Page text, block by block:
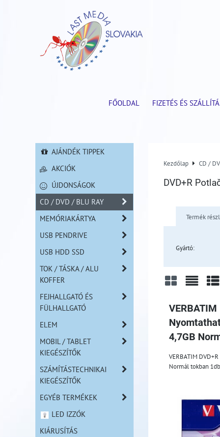
FŐOLDAL FIZETÉS ÉS
Kezdőlap CD /
DVD+R
Termék
Gyártó:
VERBATIM
4,7GB
VERBATIM
Normál tokban 1db
AJÁNDÉK TIPPEK
AKCIÓK
ÚJDONSÁGOK
CD / DVD / BLU RAY
MEMÓRIAKÁRTYA
USB PENDRIVE
USB HDD SSD
TOK / TÁSKA / ALU
KOFFER
FEJHALLGATÓ ÉS
FÜLHALLGATÓ
ELEM
MOBIL / TABLET
KIEGÉSZÍTŐK
SZÁMÍTÁSTECHNIKAI
KIEGÉSZÍTŐK
EGYÉB TERMÉKEK
LED IZZÓK
KIÁRUSÍTÁS